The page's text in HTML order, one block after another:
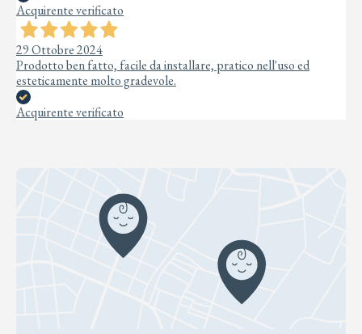
Acquirente verificato
29 Ottobre 2024
Prodotto ben fatto, facile da installare, pratico nell'uso ed
esteticamente molto gradevole.
Acquirente verificato